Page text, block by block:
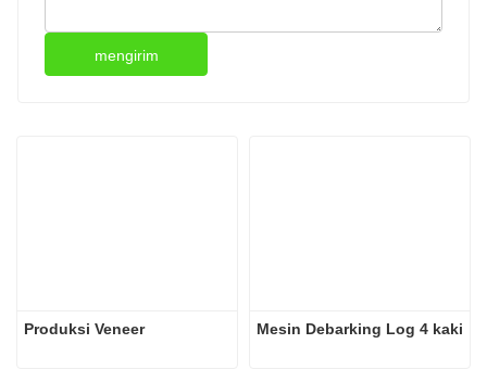
mengirim
Produksi Veneer Mesin Debarking Log 4 kaki